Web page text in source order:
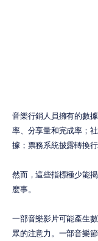
音樂行銷人員擁有的數
率、分享量和完成率；
據；票務系統披露轉換行
然而，這些指標極少能
麼事。
一部音樂影片可能產生
眾的注意力。一部音樂